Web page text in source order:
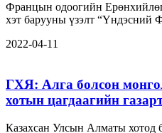
Францын одоогийн
хэт барууны үзэлт “Үндэсний
2022-04-11
ГХЯ: Алга болсон
хотын цагдаагийн
Казахсан Улсын Алматы хотод